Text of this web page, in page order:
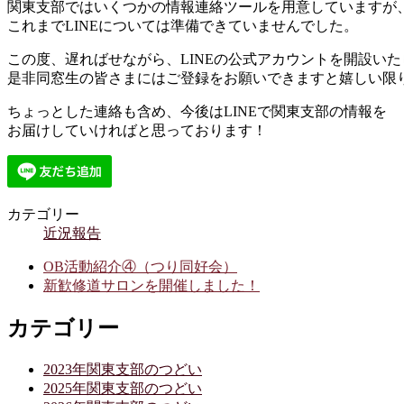
関東支部ではいくつかの情報連絡ツールを用意していますが、
これまでLINEについては準備できていませんでした。
この度、遅ればせながら、LINEの公式アカウントを開設いた
是非同窓生の皆さまにはご登録をお願いできますと嬉しい限
ちょっとした連絡も含め、今後はLINEで関東支部の情報を
お届けしていければと思っております！
カテゴリー
近況報告
OB活動紹介④（つり同好会）
新歓修道サロンを開催しました！
カテゴリー
2023年関東支部のつどい
2025年関東支部のつどい